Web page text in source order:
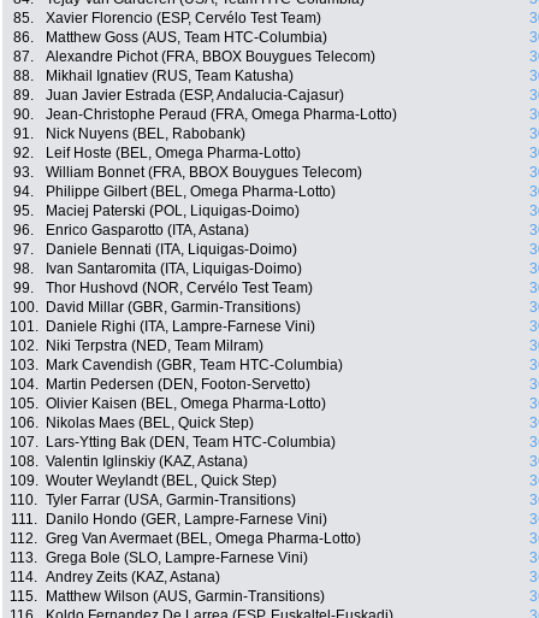
85.
Xavier Florencio (ESP, Cervélo Test Team)
86.
Matthew Goss (AUS, Team HTC-Columbia)
87.
Alexandre Pichot (FRA, BBOX Bouygues Telecom)
88.
Mikhail Ignatiev (RUS, Team Katusha)
89.
Juan Javier Estrada (ESP, Andalucia-Cajasur)
90.
Jean-Christophe Peraud (FRA, Omega Pharma-Lotto)
91.
Nick Nuyens (BEL, Rabobank)
92.
Leif Hoste (BEL, Omega Pharma-Lotto)
93.
William Bonnet (FRA, BBOX Bouygues Telecom)
94.
Philippe Gilbert (BEL, Omega Pharma-Lotto)
95.
Maciej Paterski (POL, Liquigas-Doimo)
96.
Enrico Gasparotto (ITA, Astana)
97.
Daniele Bennati (ITA, Liquigas-Doimo)
98.
Ivan Santaromita (ITA, Liquigas-Doimo)
99.
Thor Hushovd (NOR, Cervélo Test Team)
100.
David Millar (GBR, Garmin-Transitions)
101.
Daniele Righi (ITA, Lampre-Farnese Vini)
102.
Niki Terpstra (NED, Team Milram)
103.
Mark Cavendish (GBR, Team HTC-Columbia)
104.
Martin Pedersen (DEN, Footon-Servetto)
105. Olivier Kaisen (BEL, Omega Pharma-Lotto)
106.
Nikolas Maes (BEL, Quick Step)
107.
Lars-Ytting Bak (DEN, Team HTC-Columbia)
108. Valentin Iglinskiy (KAZ, Astana)
109. Wouter Weylandt (BEL, Quick Step)
110. Tyler Farrar (USA, Garmin-Transitions)
111.
Danilo Hondo (GER, Lampre-Farnese Vini)
112. Greg Van Avermaet (BEL, Omega Pharma-Lotto)
113. Grega Bole (SLO, Lampre-Farnese Vini)
114. Andrey Zeits (KAZ, Astana)
115.
Matthew Wilson (AUS, Garmin-Transitions)